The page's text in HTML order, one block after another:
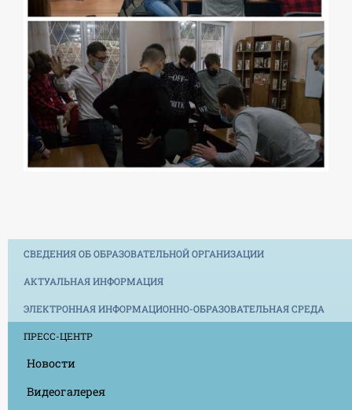
СВЕДЕНИЯ ОБ ОБРАЗОВАТЕЛЬНОЙ ОРГАНИЗАЦИИ
АКТУАЛЬНАЯ ИНФОРМАЦИЯ
ЭЛЕКТРОННАЯ ИНФОРМАЦИОННО-ОБРАЗОВАТЕЛЬНАЯ СРЕДА
ПРЕСС-ЦЕНТР
Новости
Видеогалерея